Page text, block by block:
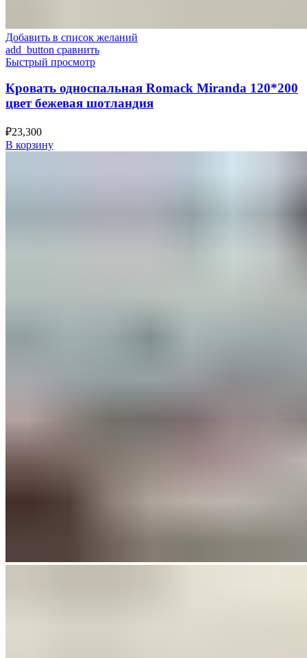
Добавить в список желаний
add_button сравнить
Быстрый просмотр
Кровать односпальная Romack Miranda 120*200
цвет бежевая шотландия
₽23,300
В корзину